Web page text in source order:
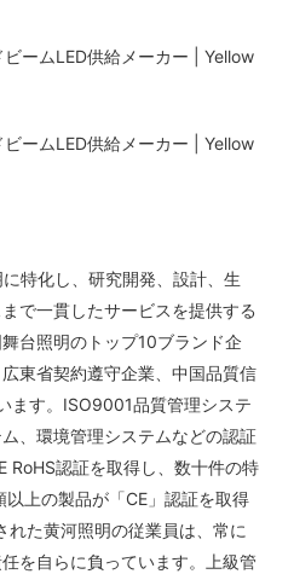
特化し、研究開発、設計、生
で一貫したサービスを提供する
台照明のトップ10ブランド企
東省契約遵守企業、中国品質信
ます。ISO9001品質管理システ
、環境管理システムなどの認証
RoHS認証を取得し、数十件の特
上の製品が「CE」認証を取得
れた黄河照明の従業員は、常に
を自らに負っています。上級管